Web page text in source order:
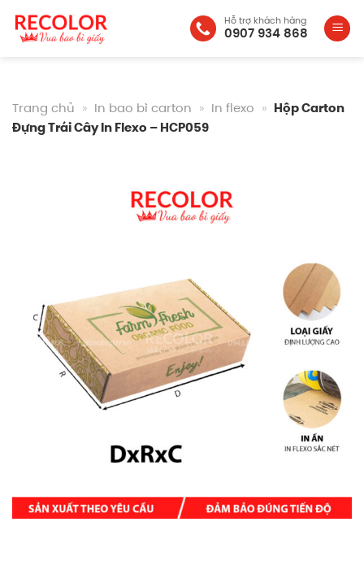
Bỏ
qua
Hỗ trợ khách hàng
0907 934 868
Trang chủ » In bao bì carton » In flexo » Hộp Carton
Đựng Trái Cây In Flexo – HCP059